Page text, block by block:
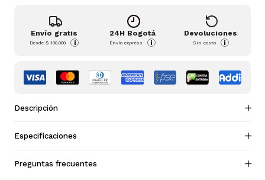
Envío gratis
Desde$ 100.000 i
24H Bogotá
Envío express i
Devoluciones
Sin costo i
Descripción
Especificaciones
Preguntas frecuentes